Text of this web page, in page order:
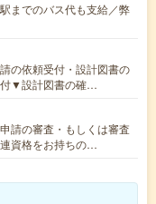
までのバス代も支給／弊
の依頼受付・設計図書の
▼設計図書の確…
請の審査・もしくは審査
資格をお持ちの…